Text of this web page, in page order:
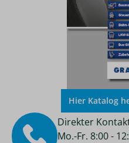
Hier Katalog
Direkter
Mo.-Fr. 8:00 -